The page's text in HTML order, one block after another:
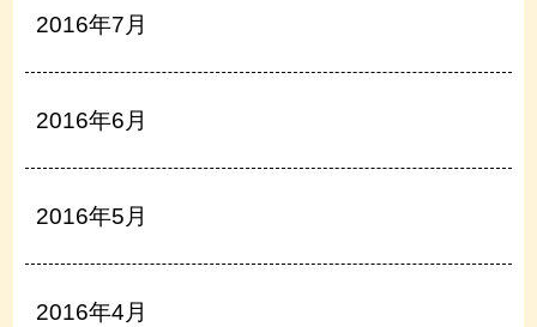
2016年7月
2016年6月
2016年5月
2016年4月